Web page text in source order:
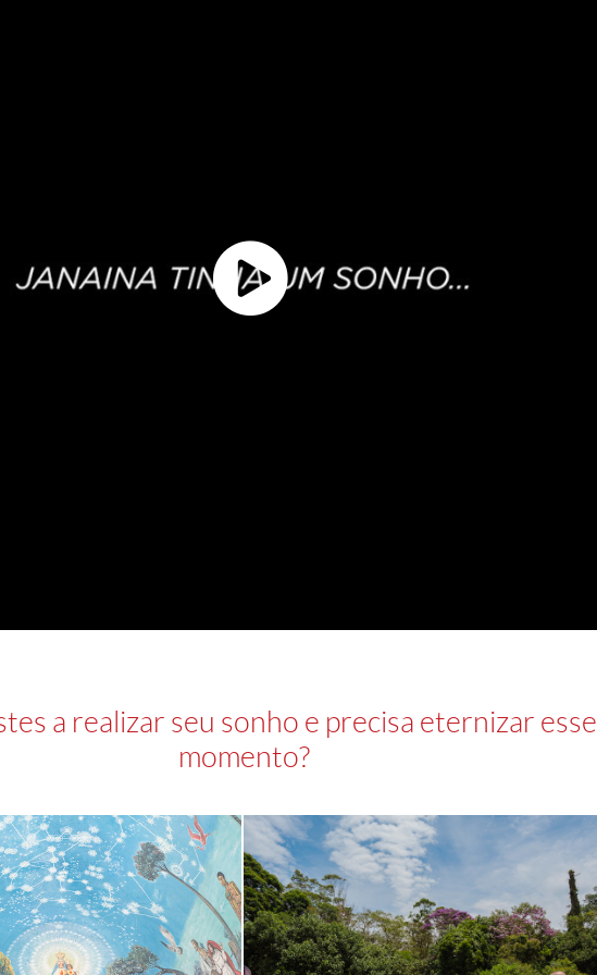
a realizar seu sonho e precisa eternizar esse
momento?